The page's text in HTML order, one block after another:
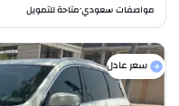
مواصفات سعودي•متاحة للتمويل
سعر عادل